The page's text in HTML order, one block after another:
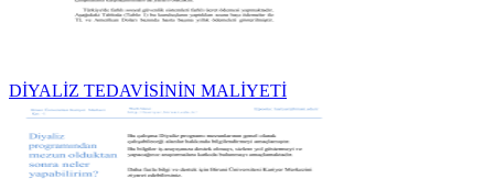
DİYALİZ TEDAVİSİNİN MALİYETİ